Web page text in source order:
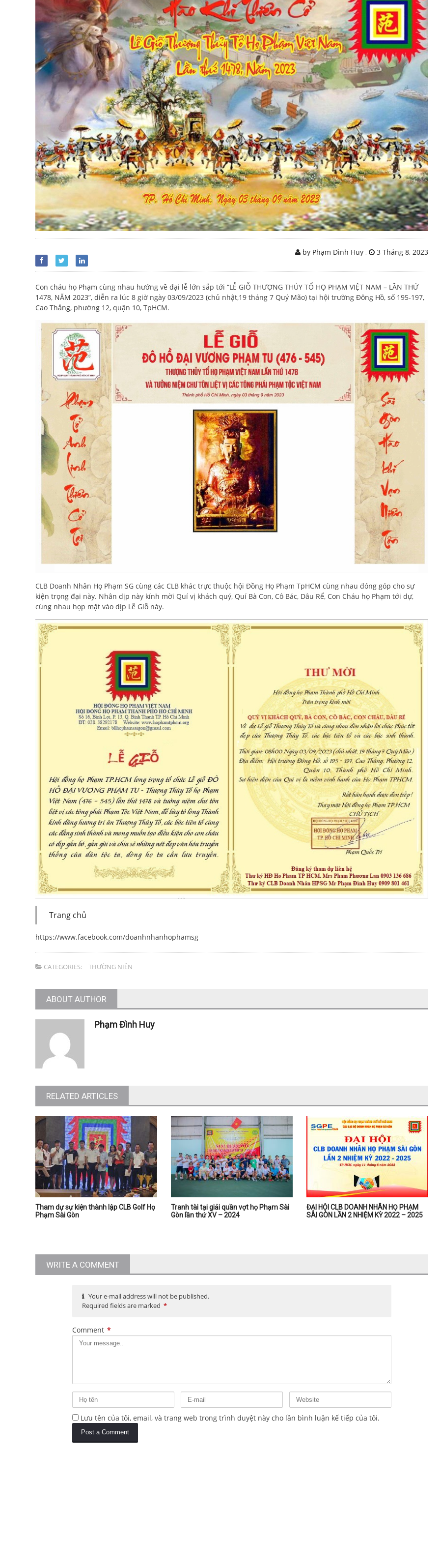
by Phạm Đình Huy , 3 Tháng 8, 2023
Con cháu họ Phạm cùng nhau hướng về đại lễ lớn sắp tới “LỄ GIỖ THƯỢNG THỦY TỔ HỌ PHẠM VIỆT NAM – LẦN THỨ
1478, NĂM 2023”, diễn ra lúc 8 giờ ngày 03/09/2023 (chủ nhật,19 tháng 7 Quý Mão) tại hội trường Đông Hồ, số 195-197,
Cao Thắng, phường 12, quận 10, TpHCM.
CLB Doanh Nhân Họ Phạm SG cùng các CLB khác trực thuộc hội Đồng Họ Phạm TpHCM cùng nhau đóng góp cho sự
kiện trọng đại này. Nhân dịp này kính mời Quí vị khách quý, Quí Bà Con, Cô Bác, Dâu Rể, Con Cháu họ Phạm tới dự,
cùng nhau họp mặt vào dịp Lễ Giỗ này.
Trang chủ
https://www.facebook.com/doanhnhanhophamsg
CATEGORIES: THƯỜNG NIÊN
ABOUT AUTHOR
Phạm Đình Huy
RELATED ARTICLES
Tham dự sự kiện thành lập CLB Golf Họ
Phạm Sài Gòn
Tranh tài tại giải quần vợt họ Phạm Sài
Gòn lần thứ XV – 2024
ĐẠI HỘI CLB DOANH NHÂN HỌ PHẠM
SÀI GÒN LẦN 2 NHIỆM KỲ 2022 – 2025
WRITE A COMMENT
Your e-mail address will not be published.
Required fields are marked *
Comment *
Lưu tên của tôi, email, và trang web trong trình duyệt này cho lần bình luận kế tiếp của tôi.